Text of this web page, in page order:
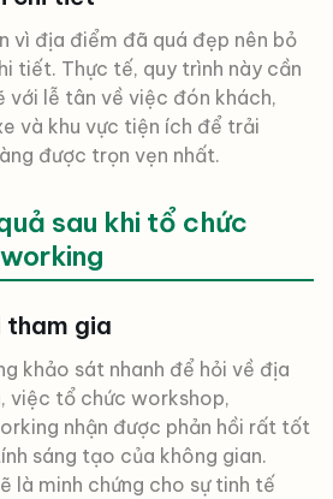
vì địa điểm đã quá đẹp nên bỏ
tiết. Thực tế, quy trình này cần
với lễ tân về việc đón khách,
và khu vực tiện ích để trải
được trọn vẹn nhất.
sau khi tổ chức
tham gia
khảo sát nhanh để hỏi về địa
việc tổ chức workshop,
nhận được phản hồi rất tốt
sáng tạo của không gian.
là minh chứng cho sự tinh tế